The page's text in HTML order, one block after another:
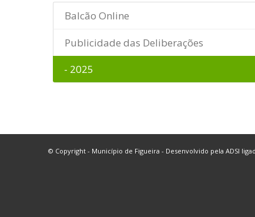
Balcão Online
Publicidade das Deliberações
- 2025
© Copyright - Município de Figueira - Desenvolvido pela ADSI